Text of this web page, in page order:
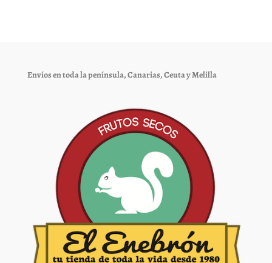
elegir
página
de
Envíos en toda la península, Canarias, Ceuta y Melilla